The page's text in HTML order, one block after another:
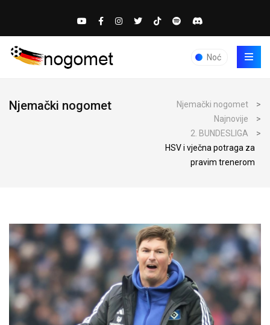
Noć
Njemački nogomet Njemački nogomet
>
Najnovije
>
2. BUNDESLIGA
>
HSV i vječna potraga za
pravim trenerom